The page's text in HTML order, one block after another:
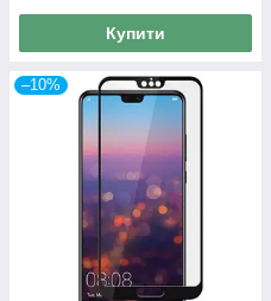
Купити
–10%